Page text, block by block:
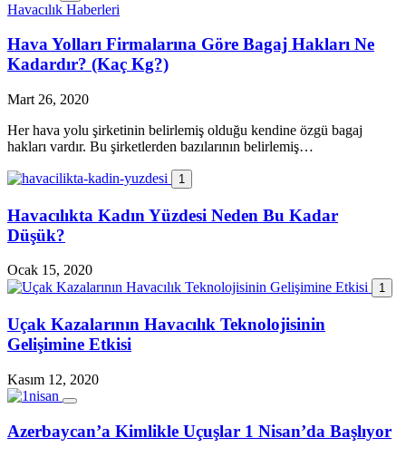
Havacılık Haberleri
Hava Yolları Firmalarına Göre Bagaj Hakları Ne
Kadardır? (Kaç Kg?)
Mart 26, 2020
Her hava yolu şirketinin belirlemiş olduğu kendine özgü bagaj
hakları vardır. Bu şirketlerden bazılarının belirlemiş…
1
Havacılıkta Kadın Yüzdesi Neden Bu Kadar
Düşük?
Ocak 15, 2020
1
Uçak Kazalarının Havacılık Teknolojisinin
Gelişimine Etkisi
Kasım 12, 2020
Azerbaycan’a Kimlikle Uçuşlar 1 Nisan’da Başlıyor